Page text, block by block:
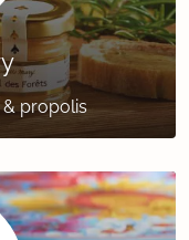
& propolis